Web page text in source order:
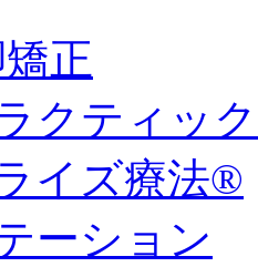
正
クティック
イズ療法®
ーション